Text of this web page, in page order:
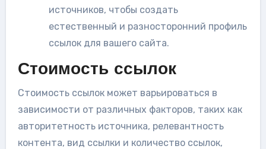
источников, чтобы создать
естественный и разносторонний профиль
ссылок для вашего сайта.
Стоимость ссылок
Стоимость ссылок может варьироваться в
зависимости от различных факторов, таких как
авторитетность источника, релевантность
контента, вид ссылки и количество ссылок,